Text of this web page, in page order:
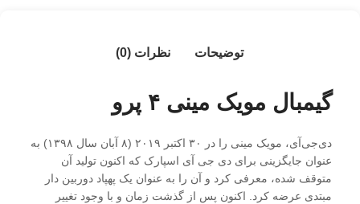
توضیحات نظرات (0)
گیمبال مویک مینی ۴ پرو
دی‌جی‌آی، مویک مینی را در ۳۰ اکتبر ۲۰۱۹ (۸ آبان سال ۱۳۹۸) به
عنوان جایگزینی برای دی جی‌ آی اسپارک که اکنون تولید آن
متوقف شده، معرفی کرد و آن را به عنوان یک پهپاد دوربین دار
مبتدی عرضه کرد. اکنون پس از گذشت زمان و با وجود تغییر